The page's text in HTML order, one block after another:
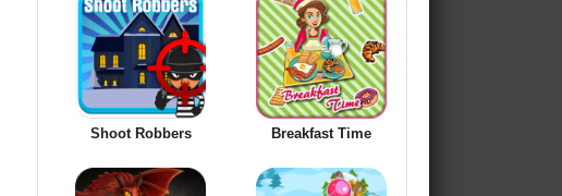
Shoot Robbers Breakfast Time